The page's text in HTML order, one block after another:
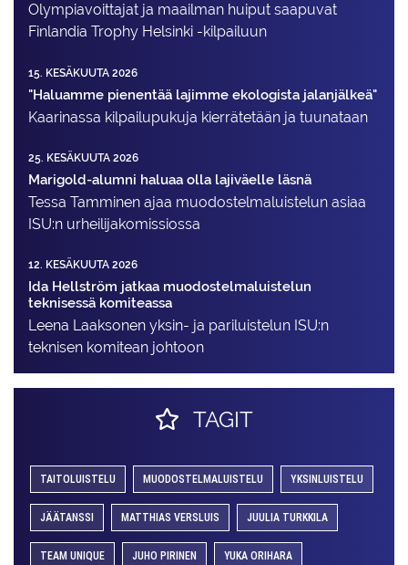
Olympiavoittajat ja maailman huiput saapuvat
Finlandia Trophy Helsinki -kilpailuun
15. KESÄKUUTA 2026
"Haluamme pienentää lajimme ekologista jalanjälkeä"
Kaarinassa kilpailupukuja kierrätetään ja tuunataan
25. KESÄKUUTA 2026
Marigold-alumni haluaa olla lajiväelle läsnä
Tessa Tamminen ajaa muodostelma­luistelun asiaa
ISU:n urheilija­komissiossa
12. KESÄKUUTA 2026
Ida Hellström jatkaa muodostelmaluistelun
teknisessä komiteassa
Leena Laaksonen yksin- ja pariluistelun ISU:n
teknisen komitean johtoon
TAGIT
TAITOLUISTELU MUODOSTELMALUISTELU YKSINLUISTELU
JÄÄTANSSI MATTHIAS VERSLUIS JUULIA TURKKILA
TEAM UNIQUE JUHO PIRINEN YUKA ORIHARA